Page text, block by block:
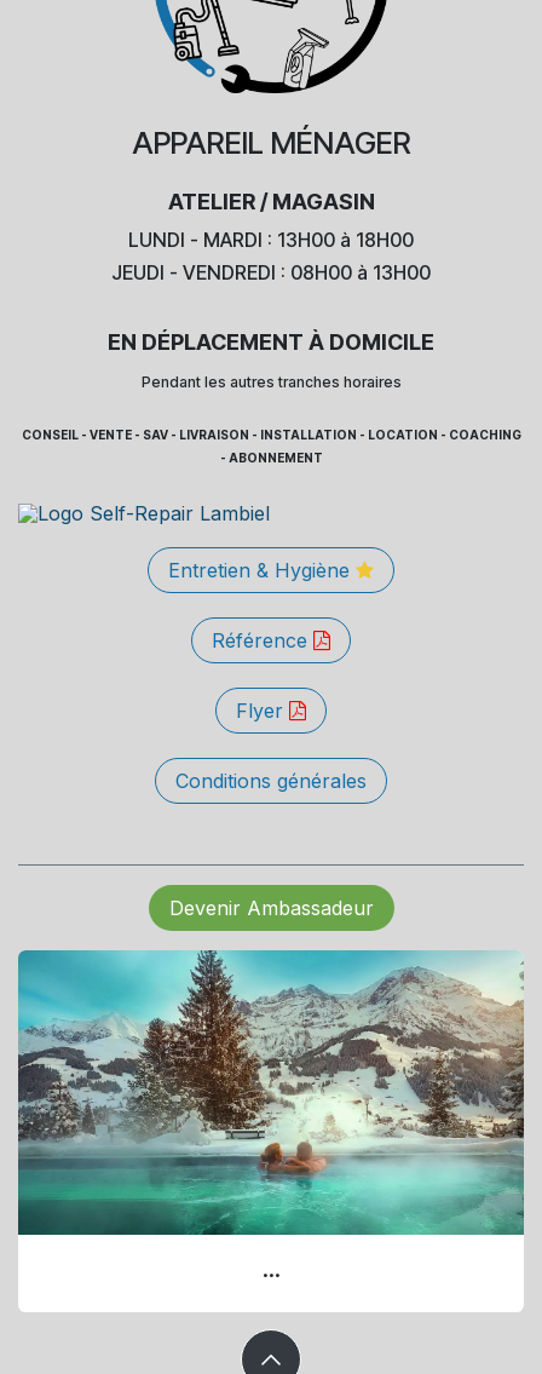
APPAREIL MÉNAGER
ATELIER / MAGASIN
LUNDI - MARDI : 13H00 à 18H00
JEUDI - VENDREDI : 08H00 à 13H00
EN DÉPLACEMENT À DOMICILE
Pendant les autres tranches horaires
CONSEIL - VENTE - SAV - LIVRAISON - INSTALLATION - LOCATION - COACHING
- ABONNEMENT
Entretien & Hygiène
Référence
Flyer
Conditions générales
Devenir Ambassadeur
...